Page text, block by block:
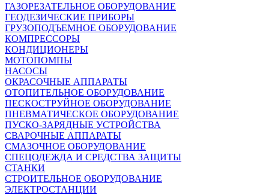
ГАЗОРЕЗАТЕЛЬНОЕ ОБОРУДОВАНИЕ
ГЕОДЕЗИЧЕСКИЕ ПРИБОРЫ
ГРУЗОПОДЪЕМНОЕ ОБОРУДОВАНИЕ
КОМПРЕССОРЫ
КОНДИЦИОНЕРЫ
МОТОПОМПЫ
НАСОСЫ
ОКРАСОЧНЫЕ АППАРАТЫ
ОТОПИТЕЛЬНОЕ ОБОРУДОВАНИЕ
ПЕСКОСТРУЙНОЕ ОБОРУДОВАНИЕ
ПНЕВМАТИЧЕСКОЕ ОБОРУДОВАНИЕ
ПУСКО-ЗАРЯДНЫЕ УСТРОЙСТВА
СВАРОЧНЫЕ АППАРАТЫ
СМАЗОЧНОЕ ОБОРУДОВАНИЕ
СПЕЦОДЕЖДА И СРЕДСТВА ЗАЩИТЫ
СТАНКИ
СТРОИТЕЛЬНОЕ ОБОРУДОВАНИЕ
ЭЛЕКТРОСТАНЦИИ